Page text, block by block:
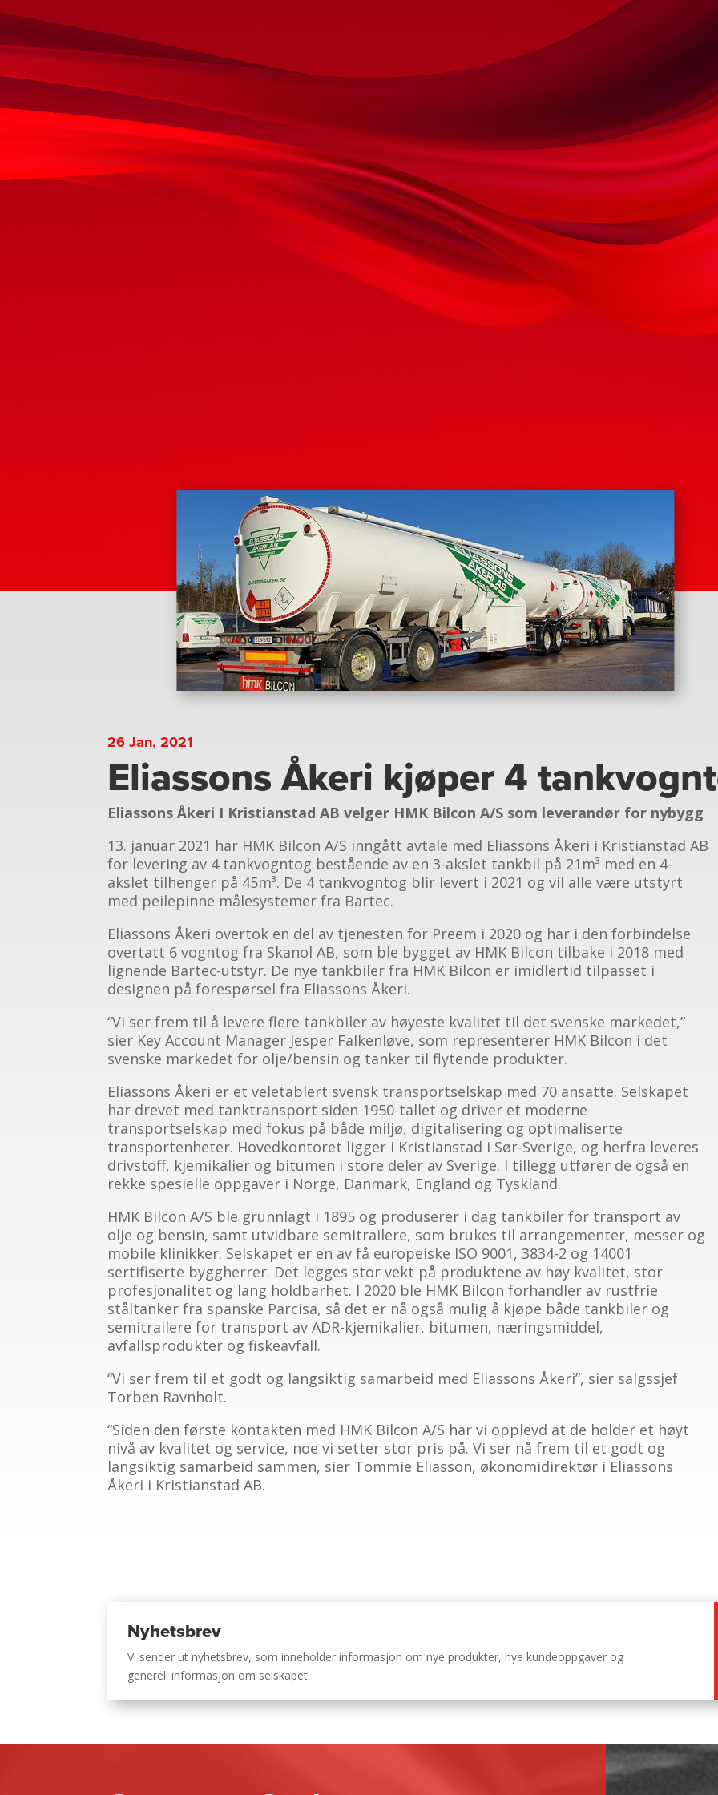
26 Jan, 2021
Eliassons Åkeri kjøper 4
Eliassons Åkeri I Kristianstad AB velger HMK Bilcon A/S som leverandør for nybygg
13. januar 2021 har HMK Bilcon A/S inngått avtale med Eliassons Åkeri i Kristianstad AB
for levering av 4 tankvogntog bestående av en 3-akslet tankbil på 21m³ med en 4-
akslet tilhenger på 45m³. De 4 tankvogntog blir levert i 2021 og vil alle være utstyrt
med peilepinne målesystemer fra Bartec.
Eliassons Åkeri overtok en del av tjenesten for Preem i 2020 og har i den forbindelse
overtatt 6 vogntog fra Skanol AB, som ble bygget av HMK Bilcon tilbake i 2018 med
lignende Bartec-utstyr. De nye tankbiler fra HMK Bilcon er imidlertid tilpasset i
designen på forespørsel fra Eliassons Åkeri.
“Vi ser frem til å levere flere tankbiler av høyeste kvalitet til det svenske markedet,”
sier Key Account Manager Jesper Falkenløve, som representerer HMK Bilcon i det
svenske markedet for olje/bensin og tanker til flytende produkter.
Eliassons Åkeri er et veletablert svensk transportselskap med 70 ansatte. Selskapet
har drevet med tanktransport siden 1950-tallet og driver et moderne
transportselskap med fokus på både miljø, digitalisering og optimaliserte
transportenheter. Hovedkontoret ligger i Kristianstad i Sør-Sverige, og herfra leveres
drivstoff, kjemikalier og bitumen i store deler av Sverige. I tillegg utfører de også en
rekke spesielle oppgaver i Norge, Danmark, England og Tyskland.
HMK Bilcon A/S ble grunnlagt i 1895 og produserer i dag tankbiler for transport av
olje og bensin, samt utvidbare semitrailere, som brukes til arrangementer, messer og
mobile klinikker. Selskapet er en av få europeiske ISO 9001, 3834-2 og 14001
sertifiserte byggherrer. Det legges stor vekt på produktene av høy kvalitet, stor
profesjonalitet og lang holdbarhet. I 2020 ble HMK Bilcon forhandler av rustfrie
ståltanker fra spanske Parcisa, så det er nå også mulig å kjøpe både tankbiler og
semitrailere for transport av ADR-kjemikalier, bitumen, næringsmiddel,
avfallsprodukter og fiskeavfall.
“Vi ser frem til et godt og langsiktig samarbeid med Eliassons Åkeri”, sier salgssjef
Torben Ravnholt.
“Siden den første kontakten med HMK Bilcon A/S har vi opplevd at de holder et høyt
nivå av kvalitet og service, noe vi setter stor pris på. Vi ser nå frem til et godt og
langsiktig samarbeid sammen, sier Tommie Eliasson, økonomidirektør i Eliassons
Åkeri i Kristianstad AB.
Nyhetsbrev
Vi sender ut nyhetsbrev, som inneholder informasjon om nye produkter, nye kundeoppgaver og
generell informasjon om selskapet.